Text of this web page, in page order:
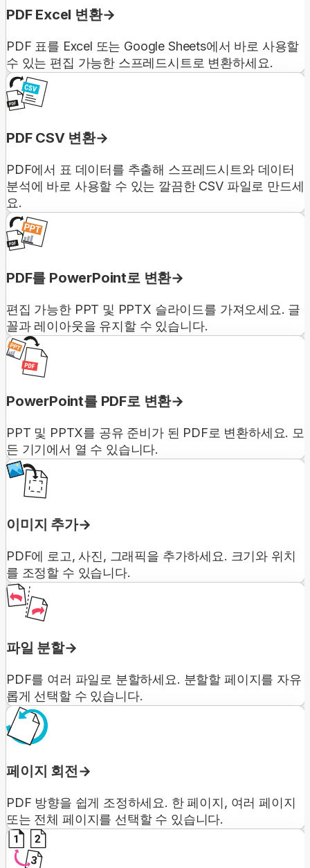
PDF Excel 변환
PDF 표를 Excel 또는 Google Sheets에서 바로 사용할
수 있는 편집 가능한 스프레드시트로 변환하세요.
PDF CSV 변환
PDF에서 표 데이터를 추출해 스프레드시트와 데이터
분석에 바로 사용할 수 있는 깔끔한 CSV 파일로 만드세
요.
PDF를 PowerPoint로 변환
편집 가능한 PPT 및 PPTX 슬라이드를 가져오세요. 글
꼴과 레이아웃을 유지할 수 있습니다.
PowerPoint를 PDF로 변환
PPT 및 PPTX를 공유 준비가 된 PDF로 변환하세요. 모
든 기기에서 열 수 있습니다.
이미지 추가
PDF에 로고, 사진, 그래픽을 추가하세요. 크기와 위치
를 조정할 수 있습니다.
파일 분할
PDF를 여러 파일로 분할하세요. 분할할 페이지를 자유
롭게 선택할 수 있습니다.
페이지 회전
PDF 방향을 쉽게 조정하세요. 한 페이지, 여러 페이지
또는 전체 페이지를 선택할 수 있습니다.